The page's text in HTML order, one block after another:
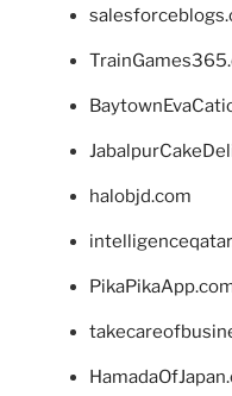
halobjd.com